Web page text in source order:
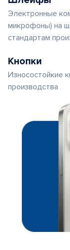
Электронные
микрофоны) на
стандартам
Кнопки
Износостойкие
производства